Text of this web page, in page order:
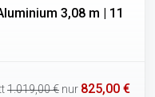
3,08 m | 11
1.019,00 € nur 825,00 €